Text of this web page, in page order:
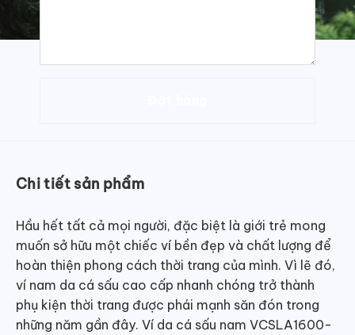
Chi tiết sản phẩm
Hầu hết tất cả mọi người, đặc biệt là giới trẻ mong
muốn sở hữu một chiếc ví bền đẹp và chất lượng để
hoàn thiện phong cách thời trang của mình. Vì lẽ đó,
ví nam da cá sấu cao cấp nhanh chóng trở thành
phụ kiện thời trang được phái mạnh săn đón trong
những năm gần đây. Ví da cá sấu nam VCSLA1600-